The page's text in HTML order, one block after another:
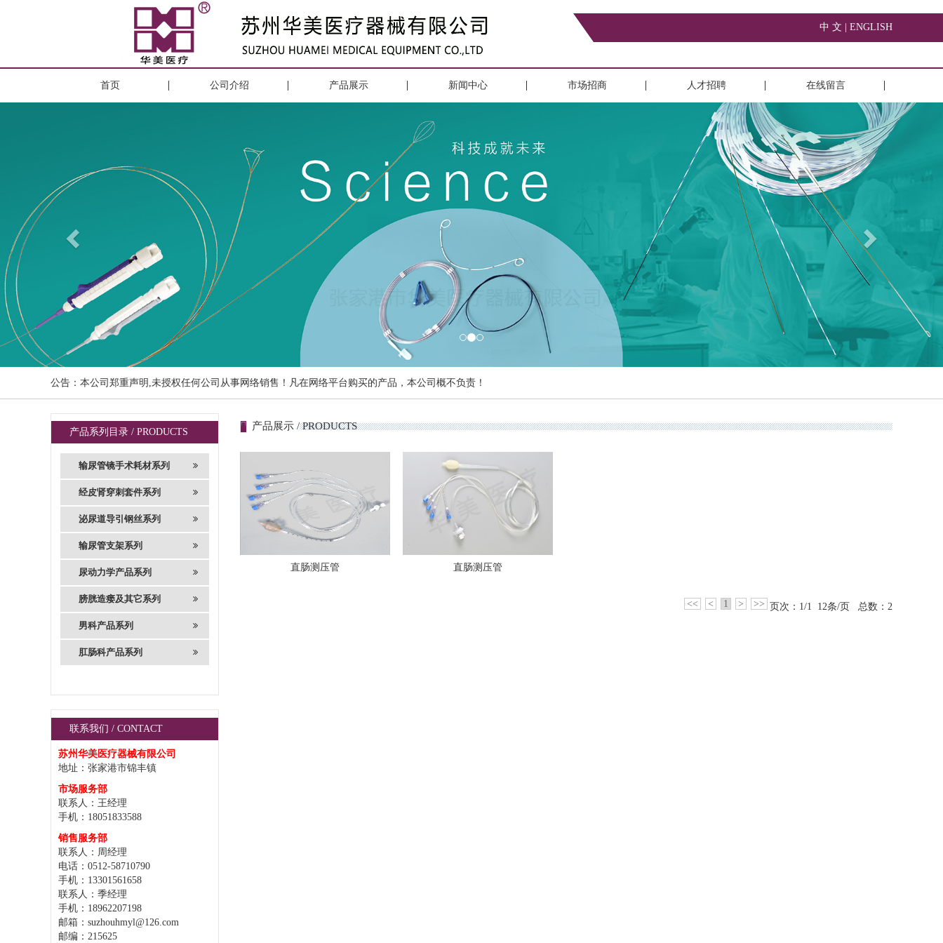
中 文 | ENGLISH
首页 公司介绍 产品展示 新闻中心 市场招商 人才招聘 在线留言
公告：本公司郑重声明,未授权任何公司从事网络销售！凡在网络平台购买的产品，本公司概不负责！
产品系列目录 / PRODUCTS
输尿管镜手术耗材系列
经皮肾穿刺套件系列
泌尿道导引钢丝系列
输尿管支架系列
尿动力学产品系列
膀胱造瘘及其它系列
男科产品系列
肛肠科产品系列
联系我们 / CONTACT
苏州华美医疗器械有限公司
地址：张家港市锦丰镇
市场服务部
联系人：王经理
手机：18051833588
销售服务部
联系人：周经理
电话：0512-58710790
手机：13301561658
联系人：季经理
手机：18962207198
邮箱：suzhouhmyl@126.com
邮编：215625
产品展示 / PRODUCTS
直肠测压管 直肠测压管
页次：1/1 12条/页 总数：2
<< < 1 > >>